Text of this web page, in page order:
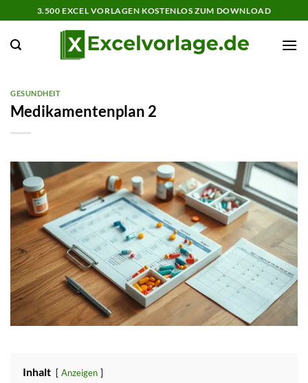
Inhalt
springen
3.500 EXCEL VORLAGEN KOSTENLOS ZUM DOWNLOAD
GESUNDHEIT
Medikamentenplan 2
Inhalt Anzeigen